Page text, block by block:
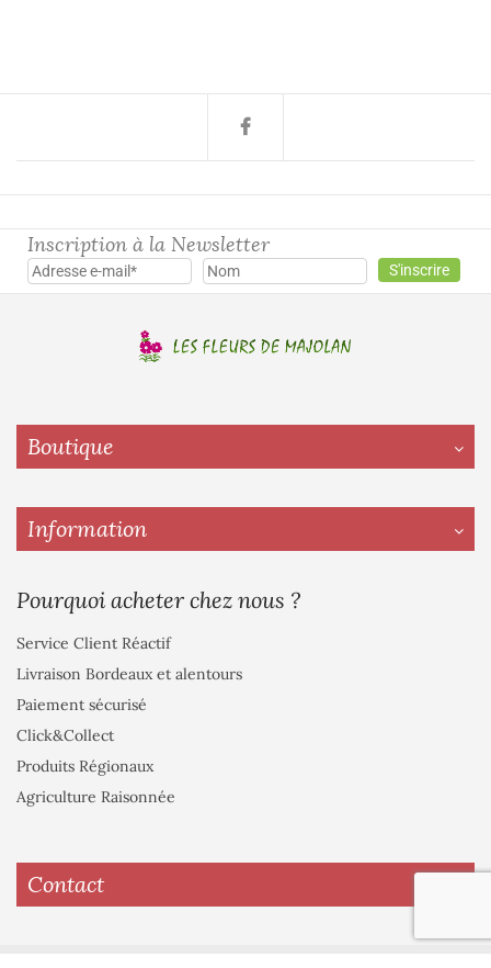
Inscription à la Newsletter
Boutique
Information
Pourquoi acheter chez nous ?
Service Client Réactif
Livraison Bordeaux et alentours
Paiement sécurisé
Click&Collect
Produits Régionaux
Agriculture Raisonnée
Contact